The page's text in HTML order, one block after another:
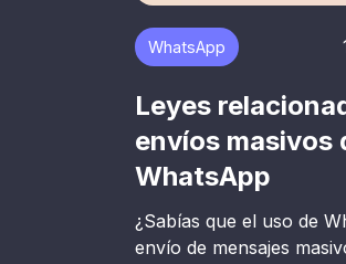
WhatsApp
Leyes
envíos masivos
WhatsApp
¿Sabías que el uso de
envío de mensajes